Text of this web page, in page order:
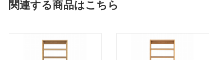
関連する商品はこちら